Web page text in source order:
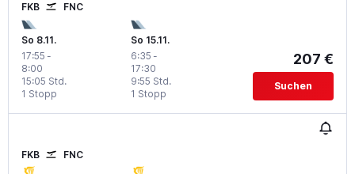
FKB FNC
So 8.11.
17:55 -
8:00
1 Stopp
15:05 Std.
So 15.11.
6:35 -
17:30
1 Stopp
9:55 Std.
207 €
Suchen
FKB FNC